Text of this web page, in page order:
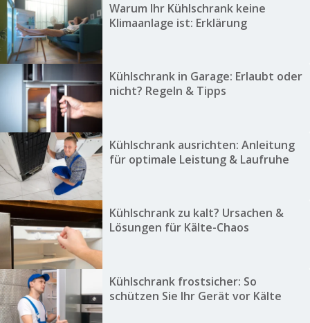
Warum Ihr Kühlschrank keine
Klimaanlage ist: Erklärung
Kühlschrank in Garage: Erlaubt oder
nicht? Regeln & Tipps
Kühlschrank ausrichten: Anleitung
für optimale Leistung & Laufruhe
Kühlschrank zu kalt? Ursachen &
Lösungen für Kälte-Chaos
Kühlschrank frostsicher: So
schützen Sie Ihr Gerät vor Kälte